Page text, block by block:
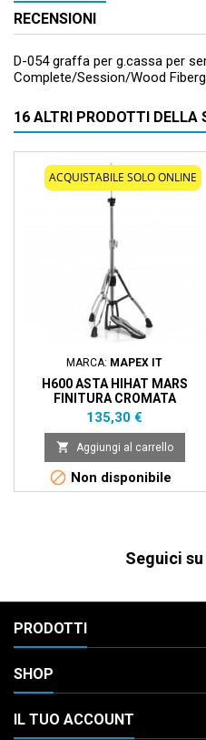
RECENSIONI
D-054 graffa per g.cassa per
Complete/Session/Wood
16 ALTRI PRODOTTI DELLA
ACQUISTABILE SOLO ONLINE
MARCA: MAPEX IT
H600 ASTA HIHAT MARS
FINITURA CROMATA
Prezzo
135,30 €
 Aggiungi al carrello
 Non disponibile
Seguici
PRODOTTI
SHOP
IL TUO ACCOUNT